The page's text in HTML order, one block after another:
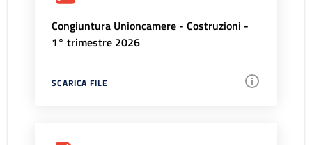
Congiuntura Unioncamere - Costruzioni -
1° trimestre 2026
SCARICA FILE